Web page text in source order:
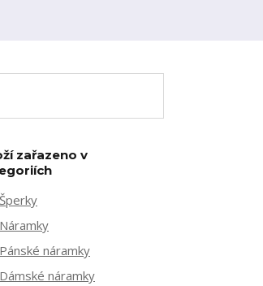
zařazeno v
Šperky
Náramky
Pánské náramky
Dámské náramky